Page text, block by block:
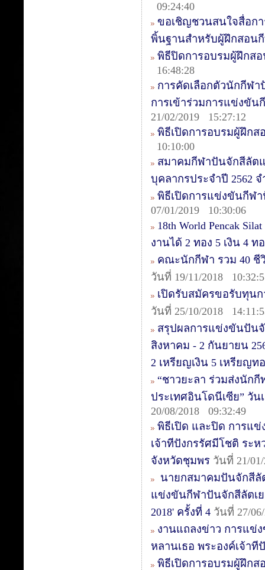
09:24:40
ขอเชิญชวนสนใจสื่อกา
พิ้นฐานสำหรับผู้ฝึกสอน
พิธีปิดการอบรมผู้ฝึกส
16:48:28
การคัดเลือกตัวนักกีฬ
การเข้าร่วมการแข่งขั
21/02/2019 15:27:12
พิธีเปิดการอบรมผู้ฝึกส
10:10:00
สมาคมกีฬาปันจักสีลัต
บุคลากรประจำปี 2562
พิธีเปิดการแข่งขันกีฬ
07/01/2019 10:30:06
18th World Pencak
งานได้ 2 ทอง 5 เงิน 4 ท
คณะนักกีฬา รวม 40 ชี
วันที่ 19/11/2018
เปิดรับสมัครขอรับทุน
วันที่ 25/10/2018
สรุปผลการแข่งขันปันจั
สิงหาคม - 2 กันยายน
2 เหรียญเงิน 5 เหรียญท
“ชาวยะลา ร่วมส่งนัก
ประเทศอินโดนีเซีย” วั
20/08/2018 09:32:49
พิธีเปิด และปิด การแข่
เจ้าทีปังกรรัศมีโชติ ระห
จังหวัดชุมพร วันที่ 21/
นายกสมาคมปันจักสีลั
แข่งขันกีฬาปันจักสีลัตเ
2018' ครั้งที่ 4 วันที่ 27/
งานแถลงข่าว การแข่
หลานเธอ พระองค์เจ้าที
พิธีเปิดการอบรมผู้ฝึกส